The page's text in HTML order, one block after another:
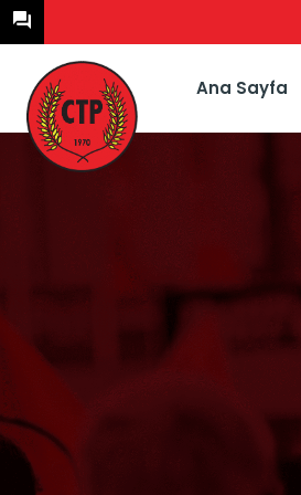
Ana Sayfa